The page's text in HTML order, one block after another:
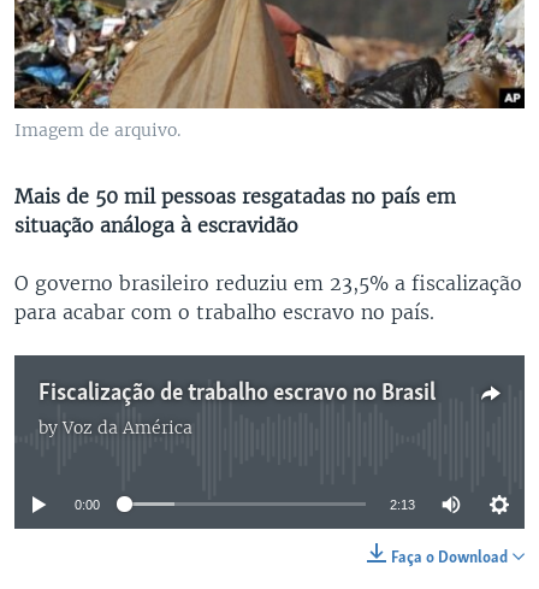
Imagem de arquivo.
Mais de 50 mil pessoas resgatadas no país em
situação análoga à escravidão
O governo brasileiro reduziu em 23,5% a fiscalização
para acabar com o trabalho escravo no país.
Fiscalização de trabalho escravo no Brasil
byVoz da América
No media source currently available
0:00 2:13
Faça o Download